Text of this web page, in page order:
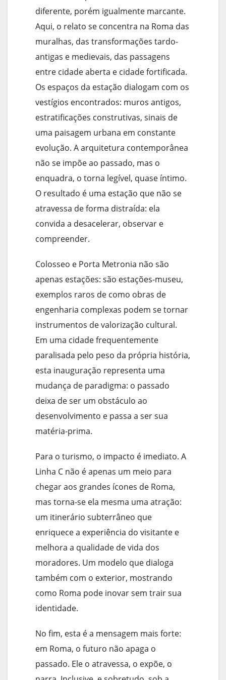
diferente, porém igualmente marcante.
Aqui, o relato se concentra na Roma das
muralhas, das transformações tardo-
antigas e medievais, das passagens
entre cidade aberta e cidade fortificada.
Os espaços da estação dialogam com os
vestígios encontrados: muros antigos,
estratificações construtivas, sinais de
uma paisagem urbana em constante
evolução. A arquitetura contemporânea
não se impõe ao passado, mas o
enquadra, o torna legível, quase íntimo.
O resultado é uma estação que não se
atravessa de forma distraída: ela
convida a desacelerar, observar e
compreender.
Colosseo e Porta Metronia não são
apenas estações: são estações-museu,
exemplos raros de como obras de
engenharia complexas podem se tornar
instrumentos de valorização cultural.
Em uma cidade frequentemente
paralisada pelo peso da própria história,
esta inauguração representa uma
mudança de paradigma: o passado
deixa de ser um obstáculo ao
desenvolvimento e passa a ser sua
matéria-prima.
Para o turismo, o impacto é imediato. A
Linha C não é apenas um meio para
chegar aos grandes ícones de Roma,
mas torna-se ela mesma uma atração:
um itinerário subterrâneo que
enriquece a experiência do visitante e
melhora a qualidade de vida dos
moradores. Um modelo que dialoga
também com o exterior, mostrando
como Roma pode inovar sem trair sua
identidade.
No fim, esta é a mensagem mais forte:
em Roma, o futuro não apaga o
passado. Ele o atravessa, o expõe, o